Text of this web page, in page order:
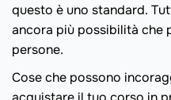
questo è uno standard.
ancora più possibilità che
persone.
Cose che possono